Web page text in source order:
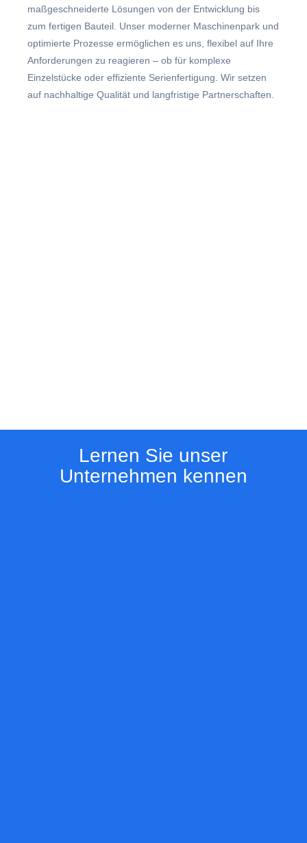
maßgeschneiderte Lösungen von der Entwicklung bis
zum fertigen Bauteil. Unser moderner Maschinenpark und
optimierte Prozesse ermöglichen es uns, flexibel auf Ihre
Anforderungen zu reagieren – ob für komplexe
Einzelstücke oder effiziente Serienfertigung. Wir setzen
auf nachhaltige Qualität und langfristige Partnerschaften.
Lernen Sie unser
Unternehmen kennen